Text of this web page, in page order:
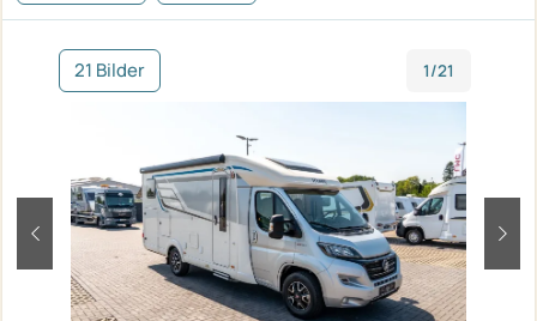
21 Bilder 1/21
zurück